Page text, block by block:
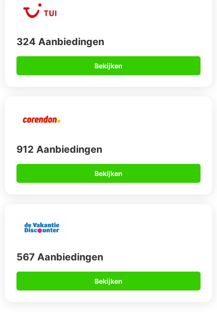
324 Aanbiedingen
Bekijken
912 Aanbiedingen
Bekijken
567 Aanbiedingen
Bekijken